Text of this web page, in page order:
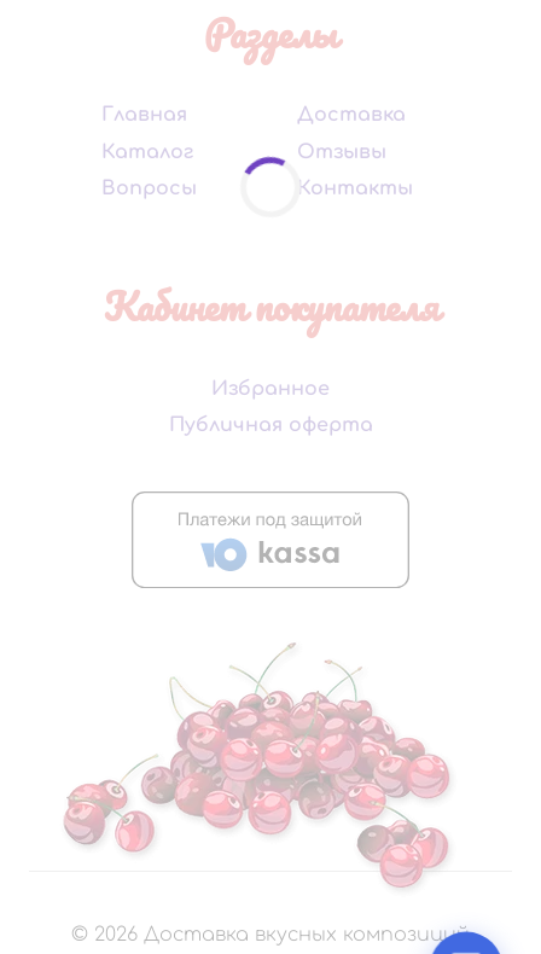
Разделы
Главная
Каталог
Вопросы
Доставка
Отзывы
Контакты
Кабинет покупателя
Избранное
Публичная оферта
© 2026 Доставка вкусных композиций